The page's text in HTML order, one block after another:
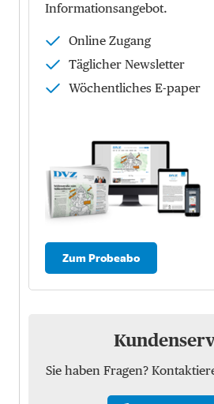
Informationsangebot.
Online Zugang
Täglicher Newsletter
Wöchentliches E-paper
Zum Probeabo
Sie haben Fragen?